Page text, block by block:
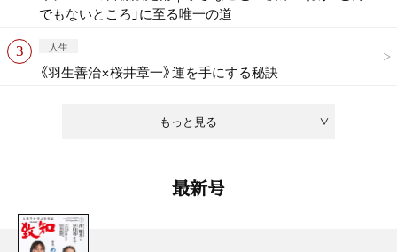
もっと見る
でもないところ」に至る唯一の道
人生
《羽生善治×桜井章一》運を手にする秘訣
最新号